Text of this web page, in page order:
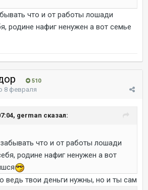
что и от работы лошади
родине нафиг ненужен а вот семье
510
8 февраля
german сказал:
что и от работы лошади
родине нафиг ненужен а вот
ведь твои деньги нужны, но и ты сам